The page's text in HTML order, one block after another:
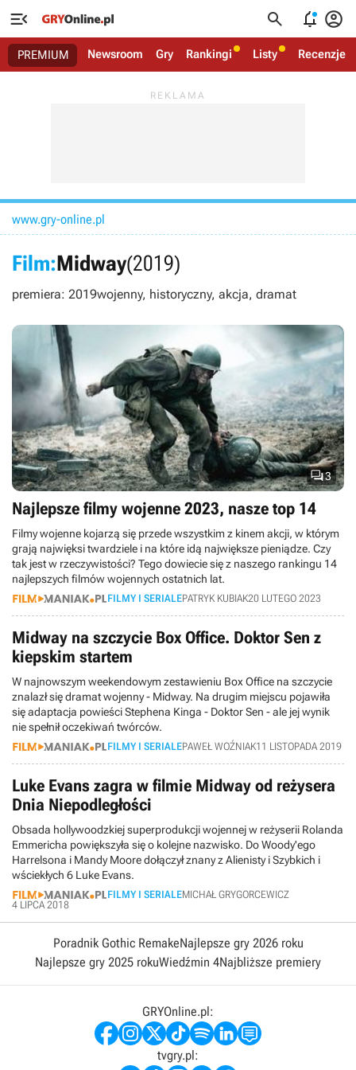
   
PREMIUM Newsroom Gry Rankingi Listy Recenzje
www.gry-online.pl
Film:Midway(2019)
premiera: 2019wojenny, historyczny, akcja, dramat
3
Najlepsze filmy wojenne 2023, nasze top 14
Filmy wojenne kojarzą się przede wszystkim z kinem akcji, w którym
grają najwięksi twardziele i na które idą największe pieniądze. Czy
tak jest w rzeczywistości? Tego dowiecie się z naszego rankingu 14
najlepszych filmów wojennych ostatnich lat.
FILMY I SERIALEPATRYK KUBIAK20 LUTEGO 2023
Midway na szczycie Box Office. Doktor Sen z
kiepskim startem
W najnowszym weekendowym zestawieniu Box Office na szczycie
znalazł się dramat wojenny - Midway. Na drugim miejscu pojawiła
się adaptacja powieści Stephena Kinga - Doktor Sen - ale jej wynik
nie spełnił oczekiwań twórców.
FILMY I SERIALEPAWEŁ WOŹNIAK11 LISTOPADA 2019
Luke Evans zagra w filmie Midway od reżysera
Dnia Niepodległości
Obsada hollywoodzkiej superprodukcji wojennej w reżyserii Rolanda
Emmericha powiększyła się o kolejne nazwisko. Do Woody'ego
Harrelsona i Mandy Moore dołączył znany z Alienisty i Szybkich i
wściekłych 6 Luke Evans.
FILMY I SERIALEMICHAŁ GRYGORCEWICZ
4 LIPCA 2018
Poradnik Gothic RemakeNajlepsze gry 2026 roku
Najlepsze gry 2025 rokuWiedźmin 4Najbliższe premiery
GRYOnline.pl:
tvgry.pl: